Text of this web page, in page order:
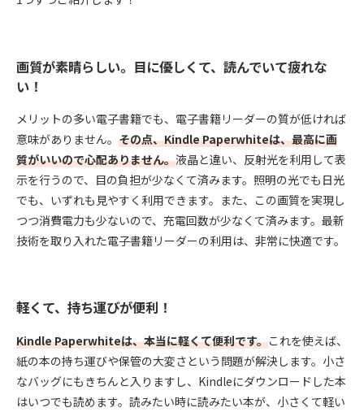
画質が素晴らしい。目に優しくて、読んでいて疲れな
い！
メリットの多い電子書籍でも、電子書籍リーダーの質が低ければ
意味がありません。 その点、Kindle Paperwhiteは、最高に画
質がいいので心配ありません。液晶と違い、反射光を利用して表
示を行うので、目の負担が少なくて済みます。照明の光でも日光
でも、いずれも見やすく利用できます。また、この画質を実現し
つつ消費電力も少ないので、充電回数が少なくて済みます。最新
技術を取り入れた電子書籍リーダーの利用は、非常に快適です。
軽くて、持ち運びが便利！
Kindle Paperwhiteは、本当に軽くて便利です。これを使えば、
紙の本の持ち運びや保管の大変さという問題が解決します。小さ
なバッグにもきちんと入りますし、Kindleにダウンロードした本
はいつでも読めます。読みたい時に読みたい本が、小さくて軽い